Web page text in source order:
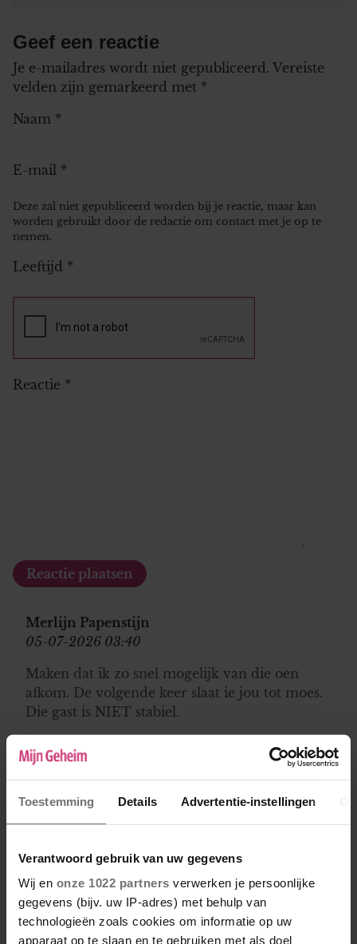
Toestemming Details Advertentie-instellingen
Verantwoord gebruik van uw gegevens
Wij en onze 1022 partners verwerken je persoonlijke
gegevens (bijv. uw IP-adres) met behulp van
technologieën zoals cookies om informatie op uw
apparaat op te slaan en te gebruiken met als doel
Geef een reactie
Je e-mailadres wordt niet gepubliceerd. Vereiste
velden zijn gemarkeerd met *
Naam *
E-mail *
Deze zal niet gepubliceerd worden bij je reactie, maar kan
worden gebruikt door de redactie om contact met je op te
nemen.
Leeftijd *
Reactie *
Merlijn Papenstijn
05-07-2026 03:40
Maken dat ik zo snel mogelijk van die oen
afkom. De volgende keer slaat ie jou tot moes.
Die gast is NIET stabiel.